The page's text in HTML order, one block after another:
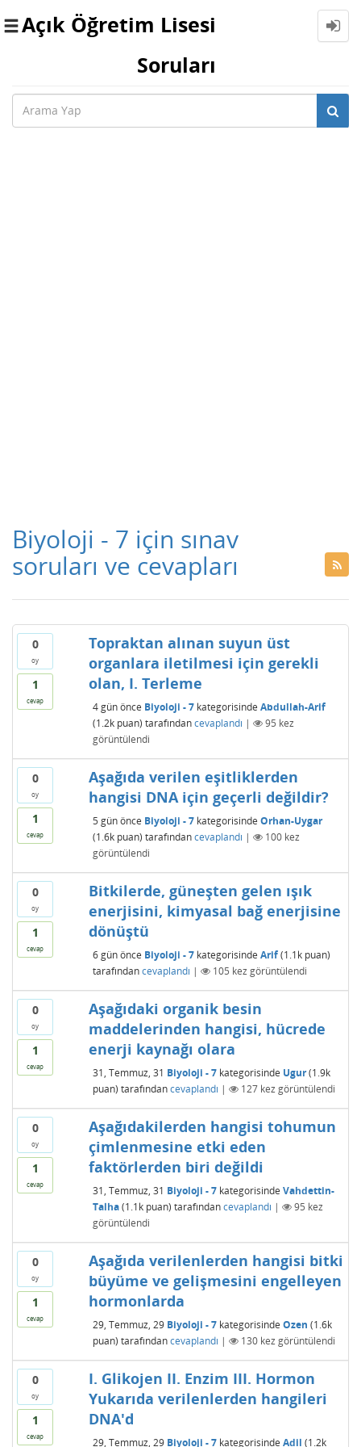
Toggle
Açık Öğretim Lisesi
Soruları
Biyoloji - 7 için sınav
soruları ve cevapları
0
oy
1
cevap
Topraktan alınan suyun üst
organlara iletilmesi için gerekli
olan, I. Terleme
4 günönce Biyoloji - 7kategorisinde Abdullah-Arif
(1.2kpuan) tarafından cevaplandı | 95 kez
görüntülendi
0
oy
1
cevap
Aşağıda verilen eşitliklerden
hangisi DNA için geçerli değildir?
5 günönce Biyoloji - 7kategorisinde Orhan-Uygar
(1.6kpuan) tarafından cevaplandı | 100kez
görüntülendi
0
oy
1
cevap
Bitkilerde, güneşten gelen ışık
enerjisini, kimyasal bağ enerjisine
dönüştü
6 günönce Biyoloji - 7kategorisinde Arif (1.1kpuan)
tarafından cevaplandı | 105 kez görüntülendi
0
oy
1
cevap
Aşağıdaki organik besin
maddelerinden hangisi, hücrede
enerji kaynağı olara
31, Temmuz, 31 Biyoloji - 7kategorisinde Ugur (1.9k
puan) tarafından cevaplandı | 127kez görüntülendi
0
oy
1
cevap
Aşağıdakilerden hangisi tohumun
çimlenmesine etki eden
faktörlerden biri değildi
31, Temmuz, 31 Biyoloji - 7kategorisinde Vahdettin-
Talha (1.1kpuan) tarafından cevaplandı | 95 kez
görüntülendi
0
oy
1
cevap
Aşağıda verilenlerden hangisi bitki
büyüme ve gelişmesini engelleyen
hormonlarda
29, Temmuz, 29 Biyoloji - 7kategorisinde Ozen (1.6k
puan) tarafından cevaplandı | 130kez görüntülendi
0
oy
1
cevap
I. Glikojen II. Enzim III. Hormon
Yukarıda verilenlerden hangileri
DNA'd
29, Temmuz, 29 Biyoloji - 7kategorisinde Adil (1.2k